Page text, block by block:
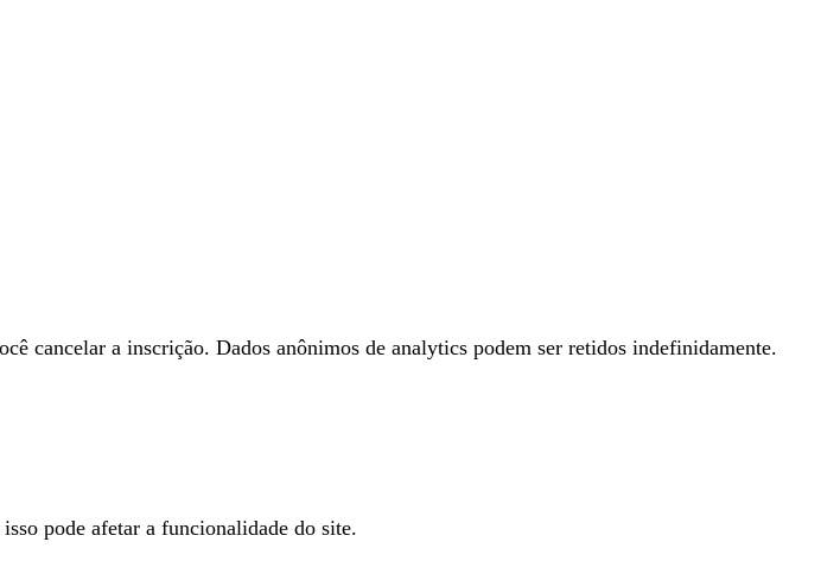
cancelar a inscrição. Dados anônimos de analytics podem ser retidos indefinidamente.
pode afetar a funcionalidade do site.